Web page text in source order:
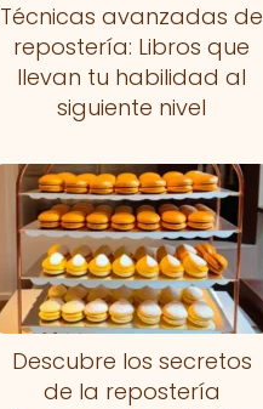
Técnicas avanzadas de
repostería: Libros que
llevan tu habilidad al
siguiente nivel
Descubre los secretos
de la repostería